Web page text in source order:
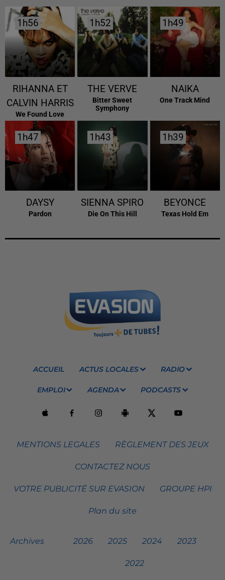
1h56
1h56
RIHANNA ET
CALVIN HARRIS
We Found Love
1h52
1h52
THE VERVE
Bitter Sweet
Symphony
1h49
1h49
NAIKA
One Track Mind
1h47
1h47
DAYSY
Pardon
1h43
1h43
SIENNA SPIRO
Die On This Hill
1h39
1h39
BEYONCE
Texas Hold Em
ACCUEIL ACTUS LOCALES RADIO
EMPLOI AGENDA PODCASTS
MENTIONS LEGALES RÈGLEMENT DES JEUX
CONTACTEZ NOUS
VOTRE PUBLICITÉ SUR EVASION GROUPE HPI
Plan du site
Archives 2026 2025 2024 2023
2022